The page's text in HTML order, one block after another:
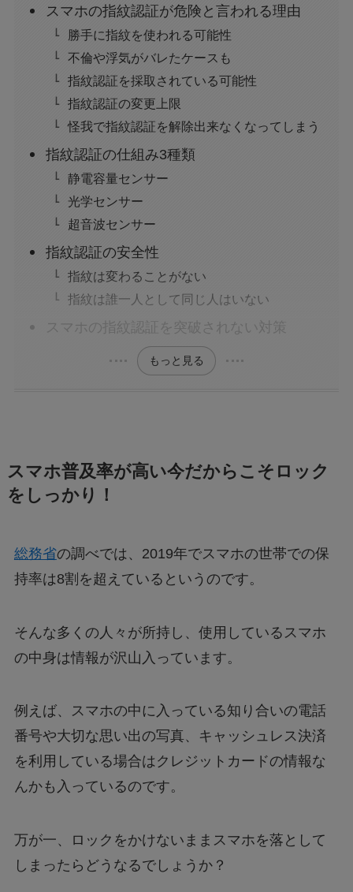
スマホの指紋認証が危険と言われる理由
勝手に指紋を使われる可能性
不倫や浮気がバレたケースも
指紋認証を採取されている可能性
指紋認証の変更上限
怪我で指紋認証を解除出来なくなってしまう
指紋認証の仕組み3種類
静電容量センサー
光学センサー
超音波センサー
指紋認証の安全性
指紋は変わることがない
指紋は誰一人として同じ人はいない
スマホの指紋認証を突破されない対策
もっと見る
スマホ普及率が高い今だからこそロック
をしっかり！
総務省の調べでは、2019年でスマホの世帯での保
持率は8割を超えているというのです。
そんな多くの人々が所持し、使用しているスマホ
の中身は情報が沢山入っています。
例えば、スマホの中に入っている知り合いの電話
番号や大切な思い出の写真、キャッシュレス決済
を利用している場合はクレジットカードの情報な
んかも入っているのです。
万が一、ロックをかけないままスマホを落として
しまったらどうなるでしょうか？